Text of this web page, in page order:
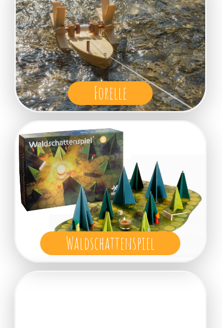
Forelle
Waldschattenspiel